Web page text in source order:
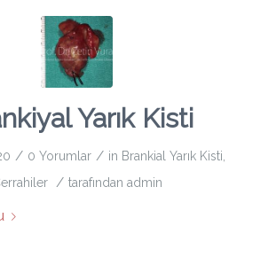
Yarık Kisti
/ 0 Yorumlar / in Brankial Yarık Kisti
/ tarafından admin